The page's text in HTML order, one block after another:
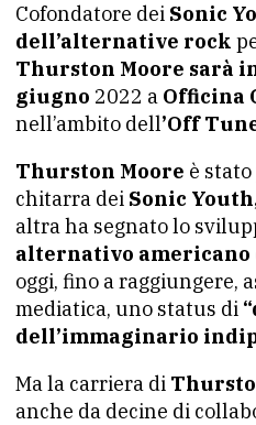
Cofondatore dei Sonic
dell’alternative rock
Thurston Moore sarà
giugno 2022 a Officina
nell’ambito dell’Off
Thurston Moore è
chitarra dei Sonic
altra ha segnato lo
alternativo americano
oggi, fino a raggiungere,
mediatica, uno status di
dell’immaginario
Ma la carriera di
anche da decine di